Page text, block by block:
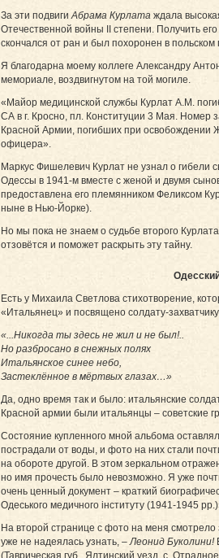
За эти подвигиАбрама Курлата ждала
Отечественной войны II степени. Получить
скончался от ран и был похоронен в польском
Я благодарна моему коллеге Александру
мемориале, воздвигнутом на той могиле.
«Майор медицинской службы Курлат А.М.
СА в г. Кросно, пл. Конституции 3 Мая. Номер
Красной Армии, погибших при освобождении
офицера».
Маркус Фишелевич Курлат не узнал о гибели
Одессы в 1941-м вместе с женой и двумя
предоставлена его племянником Феликсом
ныне в Нью-Йорке).
Но мы пока не знаем о судьбе второго
отзовётся и поможет раскрыть эту тайну.
Есть у Михаила Светлова стихотворение,
«Итальянец» и посвящено солдату-
«...Никогда ты здесь не жил и не был!..
Но разбросано в снежных полях
Итальянское синее небо,
Застеклённое в мёртвых глазах…»
Да, одно время так и было: итальянские
Красной армии были итальянцы – советские
Состояние купленного мной альбома
пострадали от воды, и фото на них стали
на обороте другой. В этом зеркальном
но имя прочесть было невозможно. Я уже
очень ценный документ – краткий
Одесь­кого медичного інституту (1941-1945
На второй странице с фото на меня
уже не надеялась узнать, –Леонид Буколини!
(Таврическая губ., Ялтинский уезд, с.